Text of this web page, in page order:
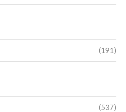
(191)
(537)